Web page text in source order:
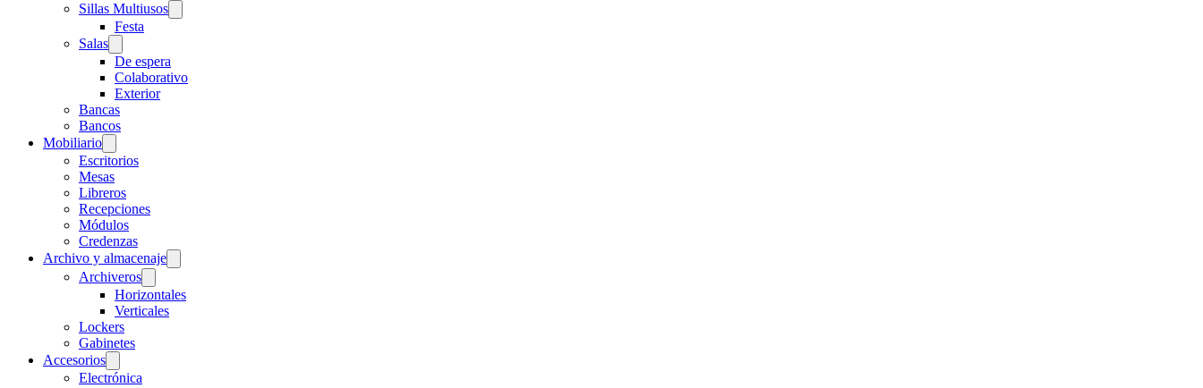
Sillas Multiusos
Festa
Salas
De espera
Colaborativo
Exterior
Bancas
Bancos
Mobiliario
Escritorios
Mesas
Libreros
Recepciones
Módulos
Credenzas
Archivo y almacenaje
Archiveros
Horizontales
Verticales
Lockers
Gabinetes
Accesorios
Electrónica